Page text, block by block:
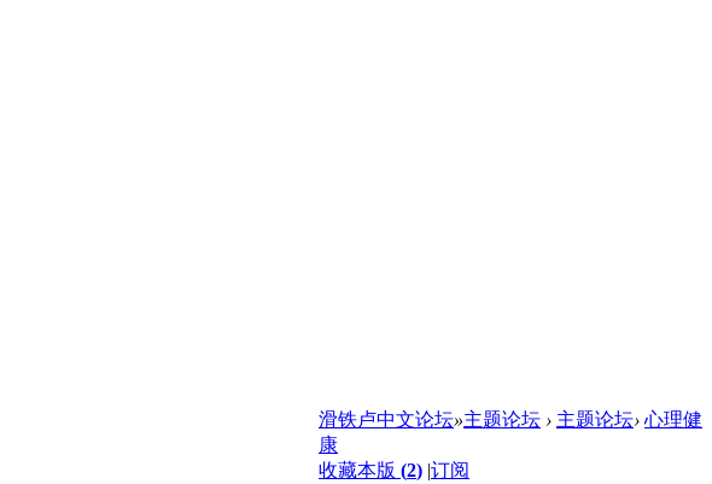
滑铁卢中文论坛»主题论坛 › 主题论坛› 心理健
康
收藏本版 (2) |订阅